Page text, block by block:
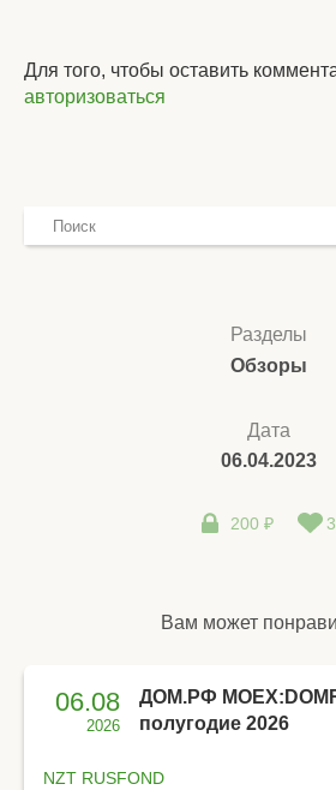
Для того, чтобы оставить
авторизоваться
Разделы
Обзоры
Дата
06.04.2023
200 ₽ 3
Вам может
06.08
2026
ДОМ.РФ
полугодие 2026
NZT RUSFOND